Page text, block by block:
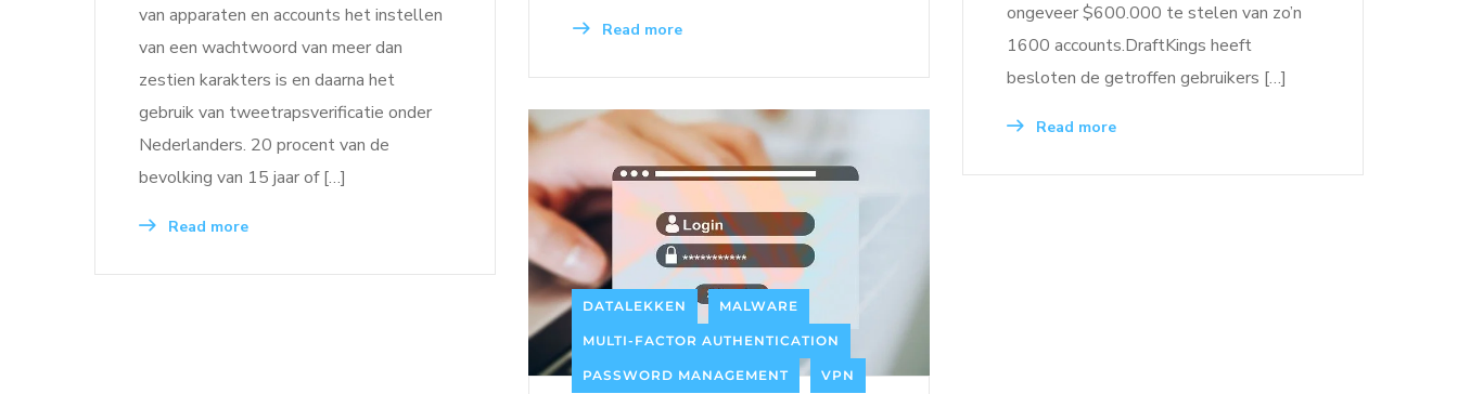
Read more
ongeveer $600.000 te stelen van zo’n
1600 accounts.DraftKings heeft
besloten de getroffen gebruikers […]
Read more
van apparaten en accounts het instellen
van een wachtwoord van meer dan
zestien karakters is en daarna het
gebruik van tweetrapsverificatie onder
Nederlanders. 20 procent van de
bevolking van 15 jaar of […]
Read more
DATALEKKEN MALWARE
MULTI-FACTOR AUTHENTICATION
PASSWORD MANAGEMENT VPN